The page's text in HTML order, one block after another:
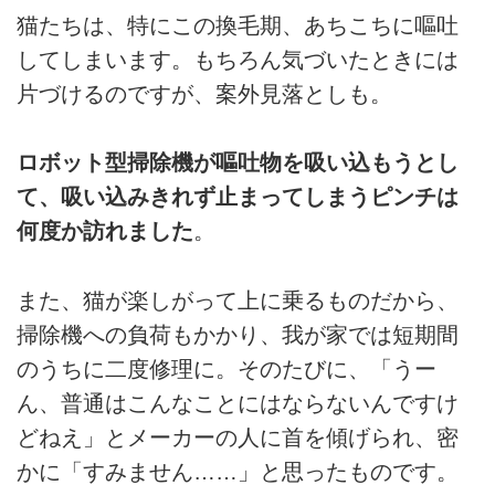
猫たちは、特にこの換毛期、あちこちに嘔吐
してしまいます。もちろん気づいたときには
片づけるのですが、案外見落としも。
ロボット型掃除機が嘔吐物を吸い込もうとし
て、吸い込みきれず止まってしまうピンチは
何度か訪れました。
また、猫が楽しがって上に乗るものだから、
掃除機への負荷もかかり、我が家では短期間
のうちに二度修理に。そのたびに、「うー
ん、普通はこんなことにはならないんですけ
どねえ」とメーカーの人に首を傾げられ、密
かに「すみません……」と思ったものです。